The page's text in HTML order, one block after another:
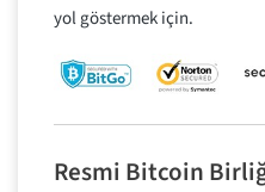
yol göstermek için.
Resmi Bitcoin